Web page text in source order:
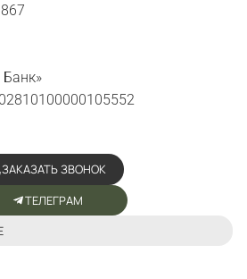
ТЕЛЕГРАМ
ЗАКАЗАТЬ ЗВОНОК